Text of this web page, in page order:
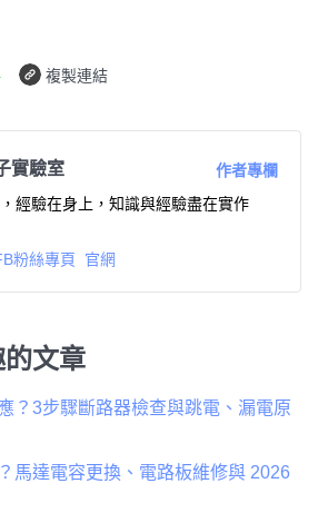
複製連結
實驗室
作者專欄
經驗在身上，知識與經驗盡在實作
粉絲專頁 官網
文章
？3步驟斷路器檢查與跳電、漏電原
馬達電容更換、電路板維修與 2026